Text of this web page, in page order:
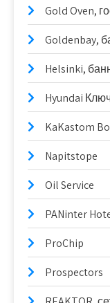
Gold Oven,
Goldenbay,
Helsinki,
Hyundai
KaKastom
Napitstope
Oil Service
PANinter
ProChip
Prospectors